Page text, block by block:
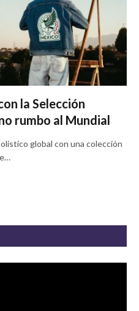
la Selección
rumbo al Mundial
global con una colección